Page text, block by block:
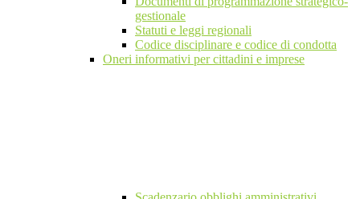
gestionale
Statuti e leggi regionali
Codice disciplinare e codice di condotta
Oneri informativi per cittadini e imprese